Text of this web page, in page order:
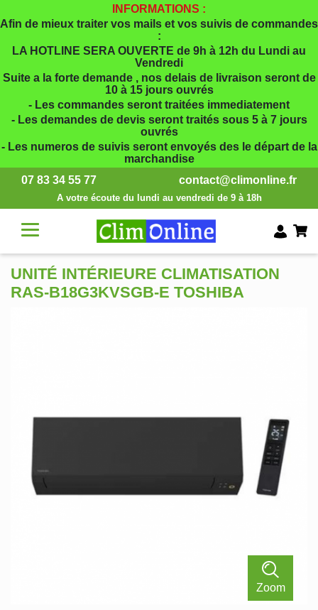
INFORMATIONS :
Afin de mieux traiter vos mails et vos suivis de commandes
:
LA HOTLINE SERA OUVERTE de 9h à 12h du Lundi au
Vendredi
Suite a la forte demande , nos delais de livraison seront de
10 à 15 jours ouvrés
- Les commandes seront traitées immediatement
- Les demandes de devis seront traités sous 5 à 7 jours
ouvrés
- Les numeros de suivis seront envoyés des le départ de la
marchandise
07 83 34 55 77
A votre écoute du lundi au vendredi de 9 à 18h
contact@climonline.fr
UNITÉ INTÉRIEURE CLIMATISATION
RAS-B18G3KVSGB-E TOSHIBA
Zoom